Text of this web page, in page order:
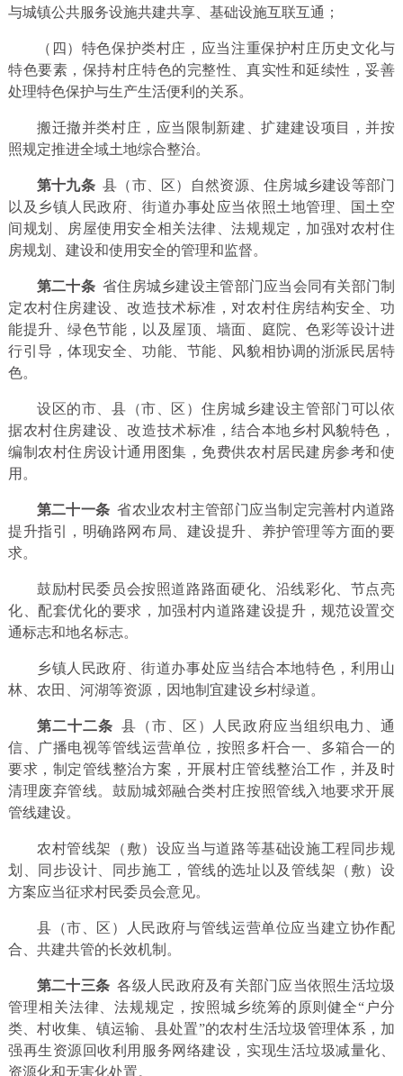
与城镇公共服务设施共建共享、基础设施互联互通；
（四）特色保护类村庄，应当注重保护村庄历史文化与
特色要素，保持村庄特色的完整性、真实性和延续性，妥善
处理特色保护与生产生活便利的关系。
搬迁撤并类村庄，应当限制新建、扩建建设项目，并按
照规定推进全域土地综合整治。
第十九条 县（市、区）自然资源、住房城乡建设等部门
以及乡镇人民政府、街道办事处应当依照土地管理、国土空
间规划、房屋使用安全相关法律、法规规定，加强对农村住
房规划、建设和使用安全的管理和监督。
第二十条 省住房城乡建设主管部门应当会同有关部门制
定农村住房建设、改造技术标准，对农村住房结构安全、功
能提升、绿色节能，以及屋顶、墙面、庭院、色彩等设计进
行引导，体现安全、功能、节能、风貌相协调的浙派民居特
色。
设区的市、县（市、区）住房城乡建设主管部门可以依
据农村住房建设、改造技术标准，结合本地乡村风貌特色，
编制农村住房设计通用图集，免费供农村居民建房参考和使
用。
第二十一条省农业农村主管部门应当制定完善村内道路
提升指引，明确路网布局、建设提升、养护管理等方面的要
求。
鼓励村民委员会按照道路路面硬化、沿线彩化、节点亮
化、配套优化的要求，加强村内道路建设提升，规范设置交
通标志和地名标志。
乡镇人民政府、街道办事处应当结合本地特色，利用山
林、农田、河湖等资源，因地制宜建设乡村绿道。
第二十二条 县（市、区）人民政府应当组织电力、通
信、广播电视等管线运营单位，按照多杆合一、多箱合一的
要求，制定管线整治方案，开展村庄管线整治工作，并及时
清理废弃管线。鼓励城郊融合类村庄按照管线入地要求开展
管线建设。
农村管线架（敷）设应当与道路等基础设施工程同步规
划、同步设计、同步施工，管线的选址以及管线架（敷）设
方案应当征求村民委员会意见。
县（市、区）人民政府与管线运营单位应当建立协作配
合、共建共管的长效机制。
第二十三条各级人民政府及有关部门应当依照生活垃圾
管理相关法律、法规规定，按照城乡统筹的原则健全“户分
类、村收集、镇运输、县处置”的农村生活垃圾管理体系，加
强再生资源回收利用服务网络建设，实现生活垃圾减量化、
资源化和无害化处置。